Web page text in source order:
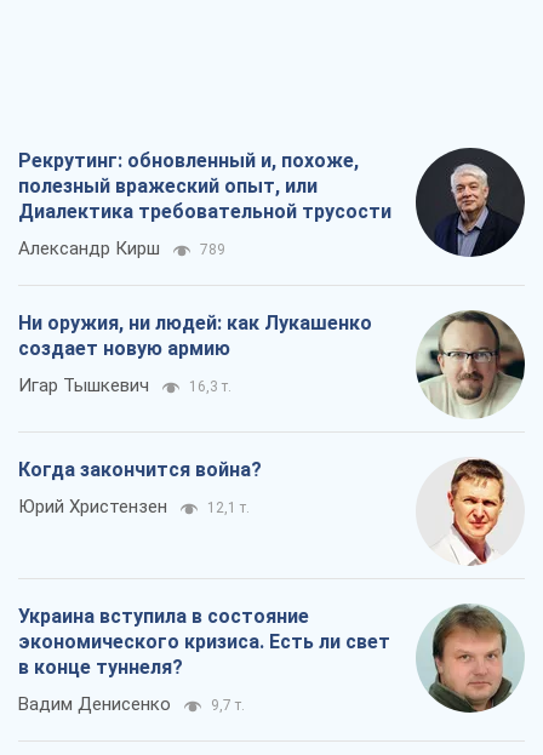
Рекрутинг: обновленный и, похоже,
полезный вражеский опыт, или
Диалектика требовательной трусости
Александр Кирш 789
Ни оружия, ни людей: как Лукашенко
создает новую армию
Игар Тышкевич 16,3 т.
Когда закончится война?
Юрий Христензен 12,1 т.
Украина вступила в состояние
экономического кризиса. Есть ли свет
в конце туннеля?
Вадим Денисенко 9,7 т.